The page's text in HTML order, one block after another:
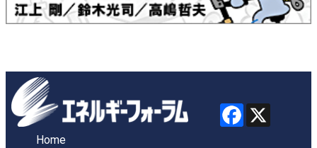
Home